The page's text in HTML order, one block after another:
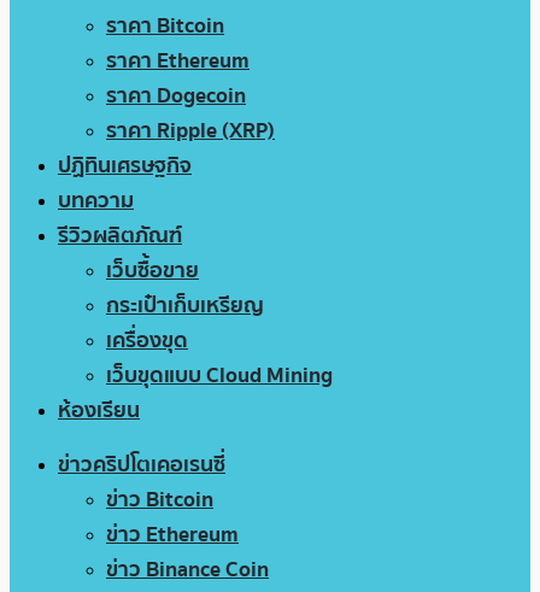
ราคา Bitcoin
ราคา Ethereum
ราคา Dogecoin
ราคา Ripple (XRP)
ปฏิทินเศรษฐกิจ
บทความ
รีวิวผลิตภัณฑ์
เว็บซื้อขาย
กระเป๋าเก็บเหรียญ
เครื่องขุด
เว็บขุดแบบ Cloud Mining
ห้องเรียน
ข่าวคริปโตเคอเรนซี่
ข่าว Bitcoin
ข่าว Ethereum
ข่าว Binance Coin